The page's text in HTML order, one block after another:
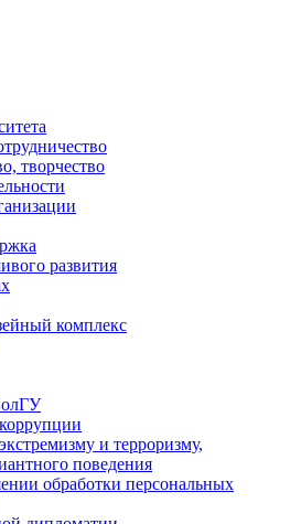
творчество
развития
комплекс
и терроризму,
поведения
обработки персональных